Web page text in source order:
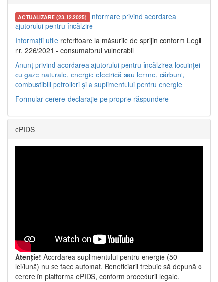
ACTUALIZARE (23.12.2025) Informare privind acordarea
ajutorului pentru încălzire
Informații utile referitoare la măsurile de sprijin conform Legii
nr. 226/2021 - consumatorul vulnerabil
Anunț privind acordarea ajutorului pentru încălzirea locuinței
cu gaze naturale, energie electrică sau lemne, cărbuni,
combustibili petrolieri și a suplimentului pentru energie
Formular cerere-declarație pe proprie răspundere
ePIDS
Atenție! Acordarea suplimentului pentru energie (50
lei/lună) nu se face automat. Beneficiarii trebuie să depună o
cerere în platforma ePIDS, conform procedurii legale.